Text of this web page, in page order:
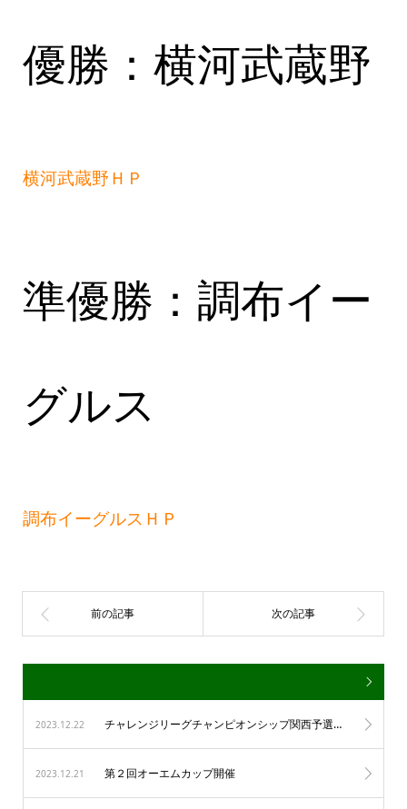
優勝： 横河武蔵野
横河武蔵野ＨＰ
準優勝：調布イー
グルス
調布イーグルスＨＰ
2023.12.22 チャレンジリーグチャンピオンシップ関西予選開催
2023.12.21 第２回オーエムカップ開催